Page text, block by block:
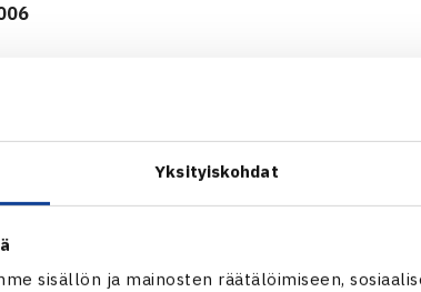
Yksityiskohdat
sisällön ja mainosten räätälöimiseen,
TaTS (1.) – Katja Verho Smash 61 62,
62 62